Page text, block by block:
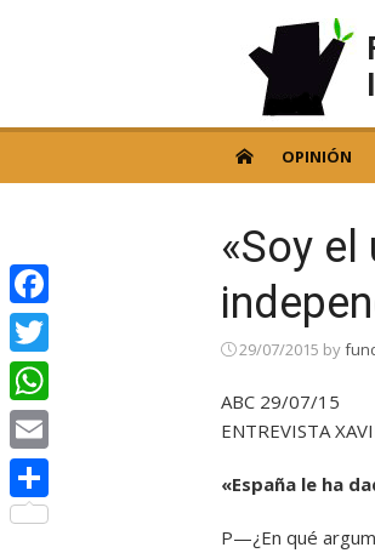
OPINIÓN
«Soy
29/07/2015 by
ABC 29/07/15
ENTREVISTA
«España le ha
P—¿En qué
Facebook
Twitter
WhatsApp
Email
Compartir